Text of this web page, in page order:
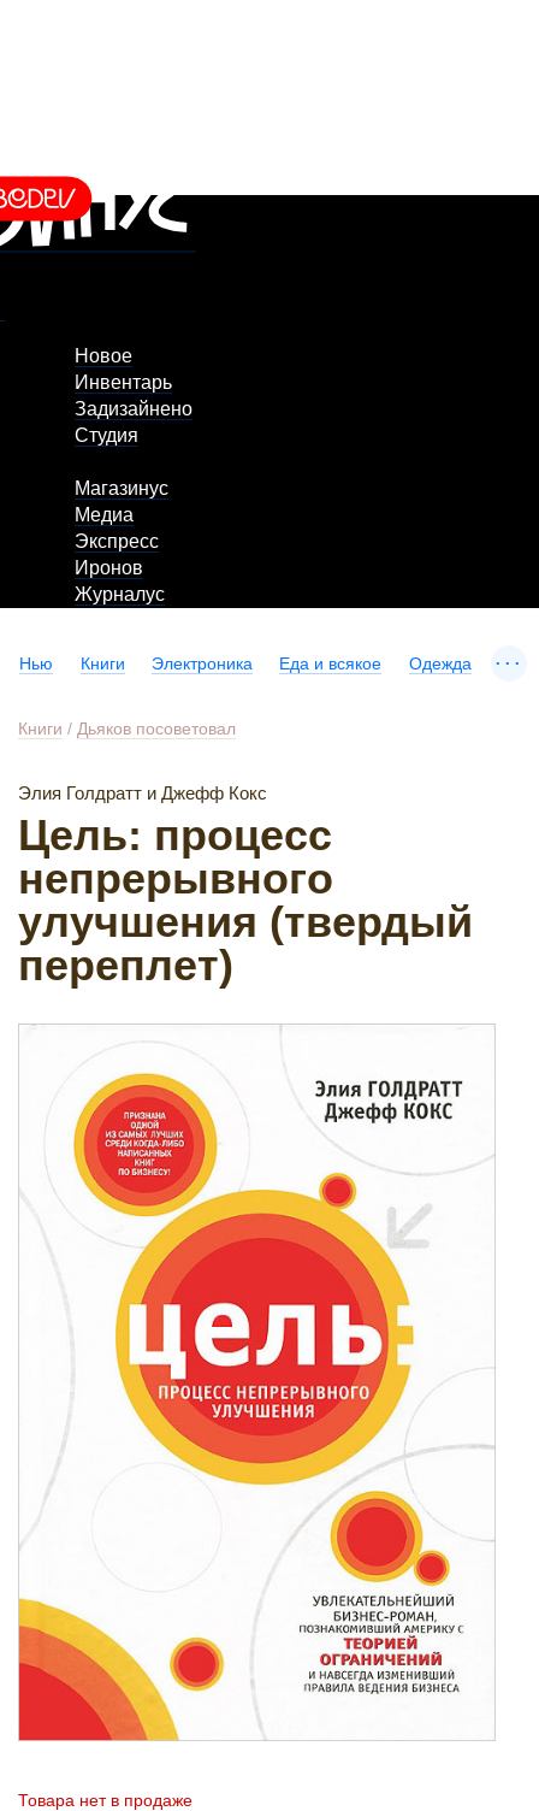
Новое
Инвентарь
Задизайнено
Студия
Магазинус
Медиа
Экспресс
Иронов
Журналус
Нью Книги Электроника Еда и всякое Одежда ...
Книги / Дьяков посоветовал
Элия Голдратт и Джефф Кокс
Цель: процесс
непрерывного
улучшения (твердый
переплет)
Товара нет в продаже